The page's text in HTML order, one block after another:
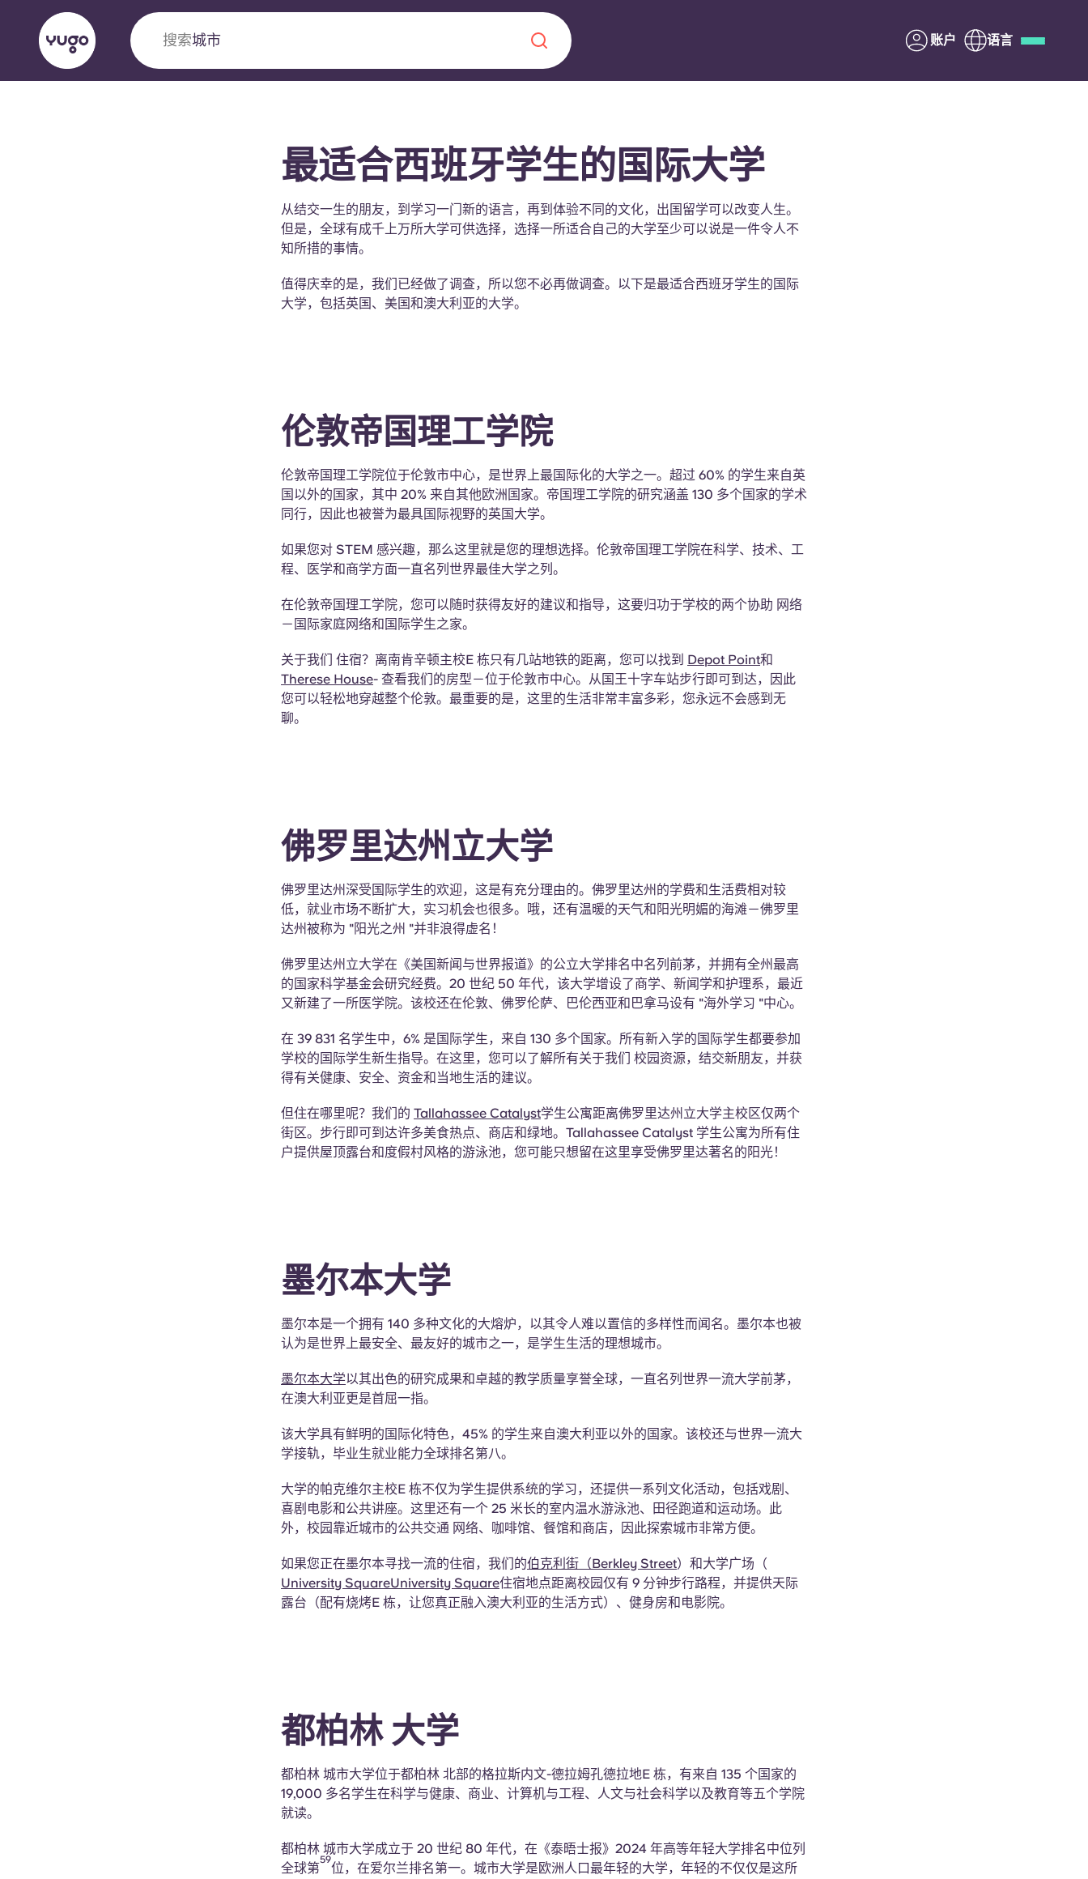
搜索国家 账户 语言
Yugo VCARB：引领公寓新时代
Yugo与VCARB的开创性合作，激发创新精神，点燃雄心壮志，缔造难
常见问题解答 家长须知
最适合西班牙学生的国际大学
从结交一生的朋友，到学习一门新的语言，再到体验不同的文化，出国留学可以改变人生。
但是，全球有成千上万所大学可供选择，选择一所适合自己的大学至少可以说是一件令人不
知所措的事情。
值得庆幸的是，我们已经做了调查，所以您不必再做调查。以下是最适合西班牙学生的国际
大学，包括英国、美国和澳大利亚的大学。
伦敦帝国理工学院
伦敦帝国理工学院位于伦敦市中心，是世界上最国际化的大学之一。超过 60% 的学生来自英
国以外的国家，其中 20% 来自其他欧洲国家。帝国理工学院的研究涵盖 130 多个国家的学术
同行，因此也被誉为最具国际视野的英国大学。
如果您对 STEM 感兴趣，那么这里就是您的理想选择。伦敦帝国理工学院在科学、技术、工
程、医学和商学方面一直名列世界最佳大学之列。
在伦敦帝国理工学院，您可以随时获得友好的建议和指导，这要归功于学校的两个协助 网络
－国际家庭网络和国际学生之家。
关于我们 住宿？离南肯辛顿主校E 栋只有几站地铁的距离，您可以找到 Depot Point和
Therese House- 查看我们的房型－位于伦敦市中心。从国王十字车站步行即可到达，因此
您可以轻松地穿越整个伦敦。最重要的是，这里的生活非常丰富多彩，您永远不会感到无
聊。
佛罗里达州立大学
佛罗里达州深受国际学生的欢迎，这是有充分理由的。佛罗里达州的学费和生活费相对较
低，就业市场不断扩大，实习机会也很多。哦，还有温暖的天气和阳光明媚的海滩－佛罗里
达州被称为 "阳光之州 "并非浪得虚名！
佛罗里达州立大学在《美国新闻与世界报道》的公立大学排名中名列前茅，并拥有全州最高
的国家科学基金会研究经费。20 世纪 50 年代，该大学增设了商学、新闻学和护理系，最近
又新建了一所医学院。该校还在伦敦、佛罗伦萨、巴伦西亚和巴拿马设有 "海外学习 "中心。
在 39 831 名学生中，6% 是国际学生，来自 130 多个国家。所有新入学的国际学生都要参加
学校的国际学生新生指导。在这里，您可以了解所有关于我们 校园资源，结交新朋友，并获
得有关健康、安全、资金和当地生活的建议。
但住在哪里呢？我们的 Tallahassee Catalyst学生公寓距离佛罗里达州立大学主校区仅两个
街区。步行即可到达许多美食热点、商店和绿地。Tallahassee Catalyst 学生公寓为所有住
户提供屋顶露台和度假村风格的游泳池，您可能只想留在这里享受佛罗里达著名的阳光！
墨尔本大学
墨尔本是一个拥有 140 多种文化的大熔炉，以其令人难以置信的多样性而闻名。墨尔本也被
认为是世界上最安全、最友好的城市之一，是学生生活的理想城市。
墨尔本大学以其出色的研究成果和卓越的教学质量享誉全球，一直名列世界一流大学前茅，
在澳大利亚更是首屈一指。
该大学具有鲜明的国际化特色，45% 的学生来自澳大利亚以外的国家。该校还与世界一流大
学接轨，毕业生就业能力全球排名第八。
大学的帕克维尔主校E 栋不仅为学生提供系统的学习，还提供一系列文化活动，包括戏剧、
喜剧电影和公共讲座。这里还有一个 25 米长的室内温水游泳池、田径跑道和运动场。此
外，校园靠近城市的公共交通 网络、咖啡馆、餐馆和商店，因此探索城市非常方便。
如果您正在墨尔本寻找一流的住宿，我们的伯克利街（Berkley Street）和大学广场（
University SquareUniversity Square住宿地点距离校园仅有 9 分钟步行路程，并提供天际
露台（配有烧烤E 栋，让您真正融入澳大利亚的生活方式）、健身房和电影院。
都柏林 大学
都柏林 城市大学位于都柏林 北部的格拉斯内文-德拉姆孔德拉地E 栋，有来自 135 个国家的
19,000 多名学生在科学与健康、商业、计算机与工程、人文与社会科学以及教育等五个学院
就读。
都柏林 城市大学成立于 20 世纪 80 年代，在《泰晤士报》2024 年高等年轻大学排名中位列
全球第
59
位，在爱尔兰排名第一。城市大学是欧洲人口最年轻的大学，年轻的不仅仅是这所